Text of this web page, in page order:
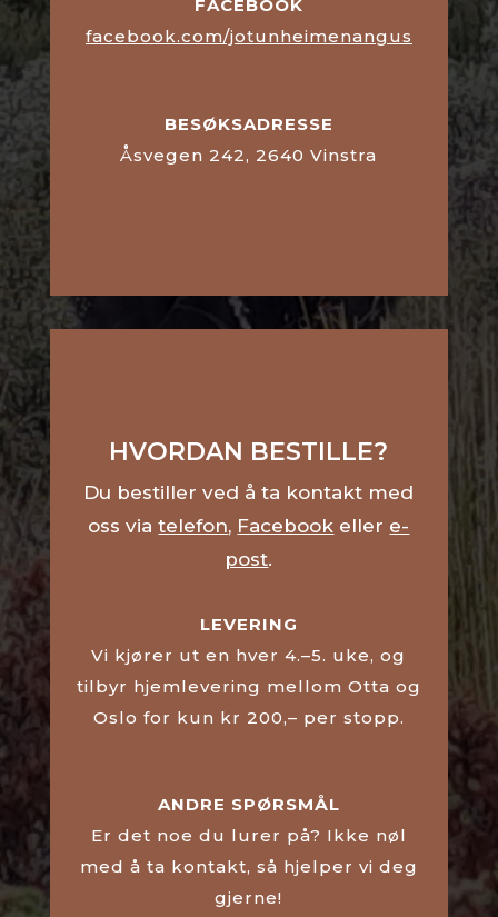
FACEBOOK
facebook.com/jotunheimenangus
BESØKSADRESSE
Åsvegen 242, 2640 Vinstra
HVORDAN BESTILLE?
Du bestiller ved å ta kontakt med
oss viatelefon, Facebook eller e-
post.
LEVERING
Vi kjører ut en hver 4.–5. uke, og
tilbyr hjemlevering mellom Otta og
Oslo for kun kr 200,– per stopp.
ANDRE SPØRSMÅL
Er det noe du lurer på? Ikke nøl
med å ta kontakt, så hjelper vi deg
gjerne!